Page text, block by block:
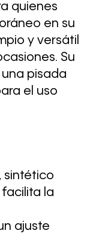
quienes
en su
y versátil
Su
pisada
el uso
sintético
la
ajuste